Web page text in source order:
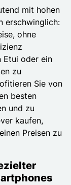
mit hohen
erschwinglich:
ohne
Etui oder ein
zu
Sie von
besten
und zu
kaufen,
Preisen zu